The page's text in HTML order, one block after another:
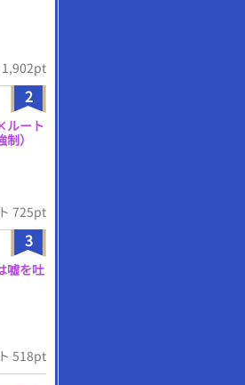
2
ート
）
725pt
3
嘘を吐
518pt